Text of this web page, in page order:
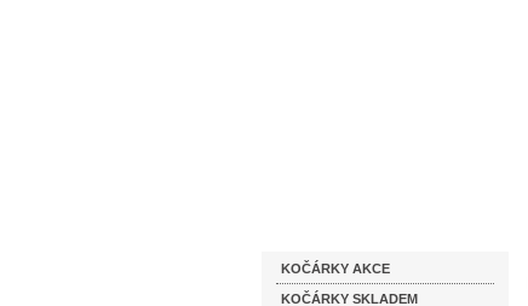
KOČÁRKY AKCE
KOČÁRKY SKLADEM